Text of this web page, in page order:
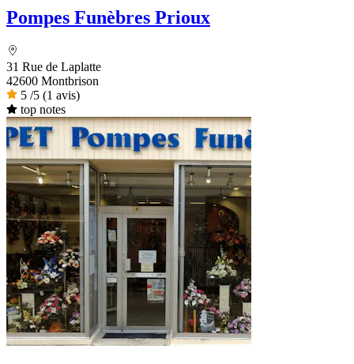
Pompes Funèbres Prioux
31 Rue de Laplatte
42600 Montbrison
5 /5 (1 avis)
top notes